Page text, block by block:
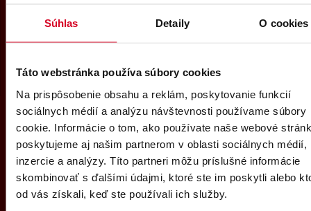
Súhlas Detaily O cookies
Táto webstránka používa súbory cookies
Na prispôsobenie obsahu a reklám, poskytovanie funkcií
sociálnych médií a analýzu návštevnosti používame súbory
cookie. Informácie o tom, ako používate naše webové
poskytujeme aj našim partnerom v oblasti sociálnych médií,
inzercie a analýzy. Títo partneri môžu príslušné informácie
skombinovať s ďalšími údajmi, ktoré ste im poskytli alebo
od vás získali, keď ste používali ich služby.
Tatranská Lomnica
info@vt.sk
Infocentrum
Štrbské Pleso
08:00 - 16:30
+421 917 682 260
strbske@vt.sk